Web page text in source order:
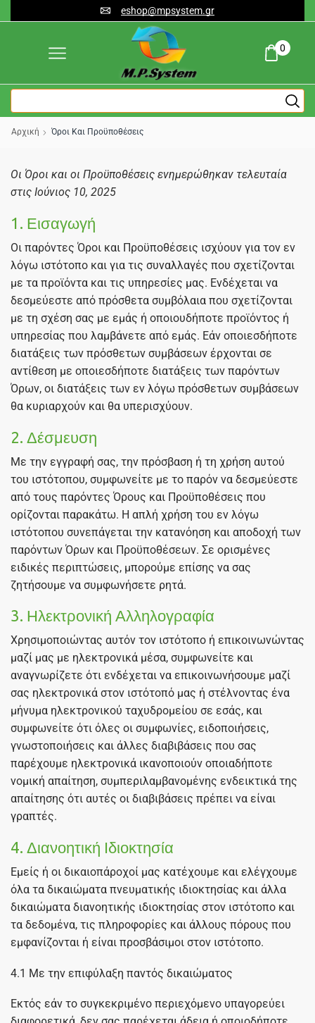
eshop@mpsystem.gr
0
Αρχική Όροι Και Προϋποθέσεις
Οι Όροι και οι Προϋποθέσεις ενημερώθηκαν τελευταία
στις Ιούνιος 10, 2025
1. Εισαγωγή
Οι παρόντες Όροι και Προϋποθέσεις ισχύουν για τον εν
λόγω ιστότοπο και για τις συναλλαγές που σχετίζονται
με τα προϊόντα και τις υπηρεσίες μας. Ενδέχεται να
δεσμεύεστε από πρόσθετα συμβόλαια που σχετίζονται
με τη σχέση σας με εμάς ή οποιουδήποτε προϊόντος ή
υπηρεσίας που λαμβάνετε από εμάς. Εάν οποιεσδήποτε
διατάξεις των πρόσθετων συμβάσεων έρχονται σε
αντίθεση με οποιεσδήποτε διατάξεις των παρόντων
Όρων, οι διατάξεις των εν λόγω πρόσθετων συμβάσεων
θα κυριαρχούν και θα υπερισχύουν.
2. Δέσμευση
Με την εγγραφή σας, την πρόσβαση ή τη χρήση αυτού
του ιστότοπου, συμφωνείτε με το παρόν να δεσμεύεστε
από τους παρόντες Όρους και Προϋποθέσεις που
ορίζονται παρακάτω. Η απλή χρήση του εν λόγω
ιστότοπου συνεπάγεται την κατανόηση και αποδοχή των
παρόντων Όρων και Προϋποθέσεων. Σε ορισμένες
ειδικές περιπτώσεις, μπορούμε επίσης να σας
ζητήσουμε να συμφωνήσετε ρητά.
3. Ηλεκτρονική Αλληλογραφία
Χρησιμοποιώντας αυτόν τον ιστότοπο ή επικοινωνώντας
μαζί μας με ηλεκτρονικά μέσα, συμφωνείτε και
αναγνωρίζετε ότι ενδέχεται να επικοινωνήσουμε μαζί
σας ηλεκτρονικά στον ιστότοπό μας ή στέλνοντας ένα
μήνυμα ηλεκτρονικού ταχυδρομείου σε εσάς, και
συμφωνείτε ότι όλες οι συμφωνίες, ειδοποιήσεις,
γνωστοποιήσεις και άλλες διαβιβάσεις που σας
παρέχουμε ηλεκτρονικά ικανοποιούν οποιαδήποτε
νομική απαίτηση, συμπεριλαμβανομένης ενδεικτικά της
απαίτησης ότι αυτές οι διαβιβάσεις πρέπει να είναι
γραπτές.
4. Διανοητική Ιδιοκτησία
Εμείς ή οι δικαιοπάροχοί μας κατέχουμε και ελέγχουμε
όλα τα δικαιώματα πνευματικής ιδιοκτησίας και άλλα
δικαιώματα διανοητικής ιδιοκτησίας στον ιστότοπο και
τα δεδομένα, τις πληροφορίες και άλλους πόρους που
εμφανίζονται ή είναι προσβάσιμοι στον ιστότοπο.
4.1 Με την επιφύλαξη παντός δικαιώματος
Εκτός εάν το συγκεκριμένο περιεχόμενο υπαγορεύει